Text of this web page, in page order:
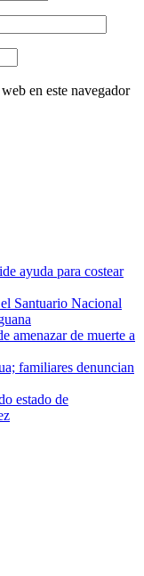
en este navegador
ayuda para costear
Santuario Nacional
amenazar de muerte a
familiares denuncian
estado de